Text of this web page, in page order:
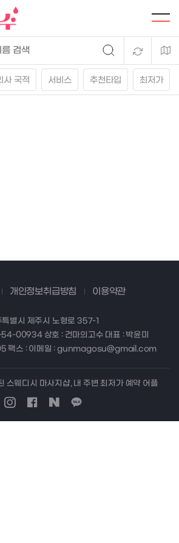
사 국적 서비스 추천타입 최저가
개인정보취급방침 이용약관
특별시 제주시 노형로 357-1
00934 상호 : 건마의고수 대표 : 박윤미
팩스 : 이메일 : gunmagosu@gmail.com
스웨디시 마사지샵, 내 주변 최저가 예약 어플